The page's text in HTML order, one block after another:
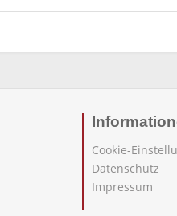
Cookie-
Datenschutz
Impressum